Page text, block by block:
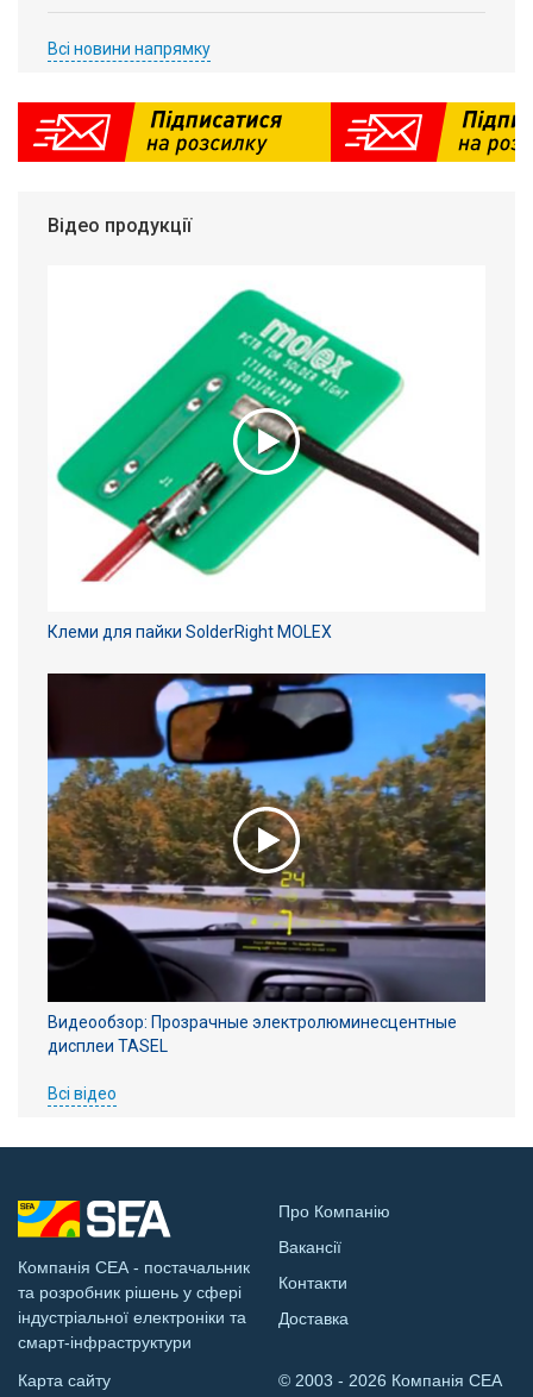
Всі новини напрямку
Відео продукції
Клеми для пайки SolderRight MOLEX
Видеообзор: Прозрачные электролюминесцентные
дисплеи TASEL
Всі відео
Компанія СЕА - постачальник
та розробник рішень у сфері
індустріальної електроніки та
смарт-інфраструктури
Про Компанію
Вакансії
Контакти
Доставка
Карта сайту © 2003 - 2026 Компанія СЕА